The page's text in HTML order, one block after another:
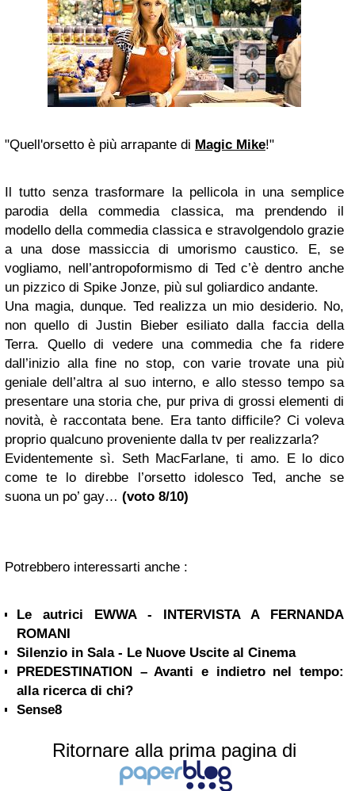
"Quell'orsetto è più arrapante di Magic Mike!"
Il tutto senza trasformare la pellicola in una semplice
parodia della commedia classica, ma prendendo il
modello della commedia classica e stravolgendolo grazie
a una dose massiccia di umorismo caustico. E, se
vogliamo, nell’antropoformismo di Ted c’è dentro anche
un pizzico di Spike Jonze, più sul goliardico andante.
Una magia, dunque. Ted realizza un mio desiderio. No,
non quello di Justin Bieber esiliato dalla faccia della
Terra. Quello di vedere una commedia che fa ridere
dall’inizio alla fine no stop, con varie trovate una più
geniale dell’altra al suo interno, e allo stesso tempo sa
presentare una storia che, pur priva di grossi elementi di
novità, è raccontata bene. Era tanto difficile? Ci voleva
proprio qualcuno proveniente dalla tv per realizzarla?
Evidentemente sì. Seth MacFarlane, ti amo. E lo dico
come te lo direbbe l’orsetto idolesco Ted, anche se
suona un po’ gay… (voto 8/10)
Potrebbero interessarti anche :
Le autrici EWWA - INTERVISTA A FERNANDA
ROMANI
Silenzio in Sala - Le Nuove Uscite al Cinema
PREDESTINATION – Avanti e indietro nel tempo:
alla ricerca di chi?
Sense8
Ritornare alla prima pagina di